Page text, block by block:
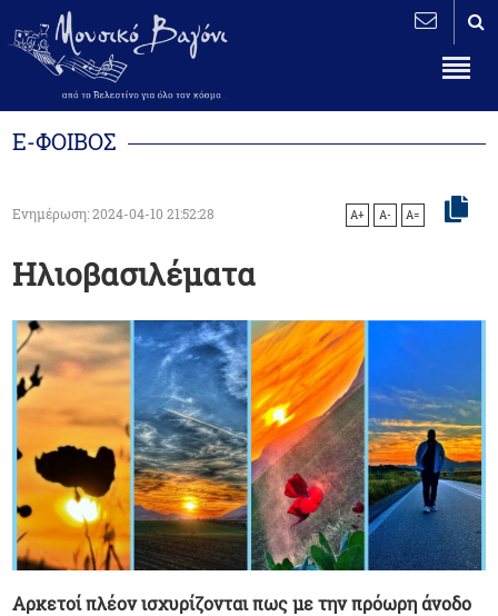
Ε-ΦΟΙΒΟΣ
Ενημέρωση: 2024-04-10 21:52:28 A+ A- A=
Ηλιοβασιλέματα
Αρκετοί πλέον ισχυρίζονται πως με την πρόωρη άνοδο